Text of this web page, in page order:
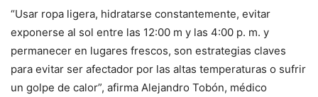
“Usar ropa ligera, hidratarse constantemente, evitar
exponerse al sol entre las 12:00 m y las 4:00 p. m. y
permanecer en lugares frescos, son estrategias claves
para evitar ser afectador por las altas temperaturas o sufrir
un golpe de calor”, afirma Alejandro Tobón, médico